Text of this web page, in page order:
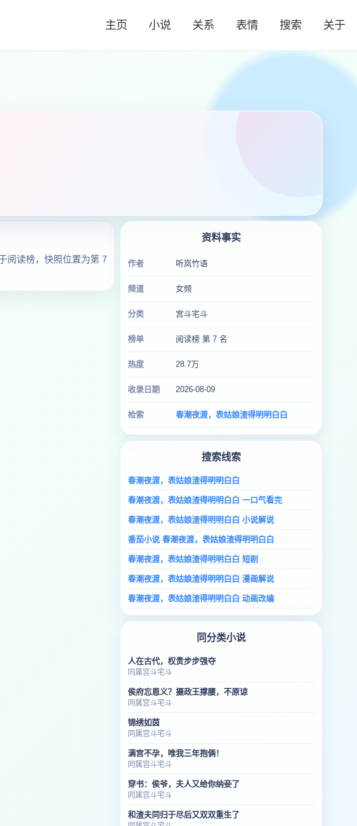
主页 小说 关系 表情 搜索 关于
阅读榜，快照位置为第 7
资料事实
作者 听岚竹语
频道 女频
分类 宫斗宅斗
榜单 阅读榜 第 7 名
热度 28.7万
收录日期 2026-08-09
检索 春潮夜渡，表姑娘渣得明明白白
搜索线索
春潮夜渡，表姑娘渣得明明白白
春潮夜渡，表姑娘渣得明明白白 一口气看完
春潮夜渡，表姑娘渣得明明白白 小说解说
番茄小说 春潮夜渡，表姑娘渣得明明白白
春潮夜渡，表姑娘渣得明明白白 短剧
春潮夜渡，表姑娘渣得明明白白 漫画解说
春潮夜渡，表姑娘渣得明明白白 动画改编
同分类小说
人在古代，权贵步步强夺
同属宫斗宅斗
侯府忘恩义？摄政王撑腰，不原谅
同属宫斗宅斗
锦绣如茵
同属宫斗宅斗
满宫不孕，唯我三年抱俩！
同属宫斗宅斗
穿书：侯爷，夫人又给你纳妾了
同属宫斗宅斗
和渣夫同归于尽后又双双重生了